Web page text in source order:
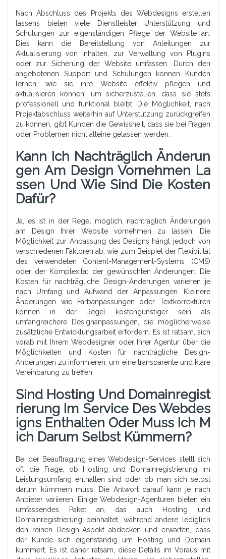
Nach Abschluss des Projekts des Webdesigns erstellen
lassens bieten viele Dienstleister Unterstützung und
Schulungen zur eigenständigen Pflege der Website an.
Dies kann die Bereitstellung von Anleitungen zur
Aktualisierung von Inhalten, zur Verwaltung von Plugins
oder zur Sicherung der Website umfassen. Durch den
angebotenen Support und Schulungen können Kunden
lernen, wie sie ihre Website effektiv pflegen und
aktualisieren können, um sicherzustellen, dass sie stets
professionell und funktional bleibt. Die Möglichkeit, nach
Projektabschluss weiterhin auf Unterstützung zurückgreifen
zu können, gibt Kunden die Gewissheit, dass sie bei Fragen
oder Problemen nicht alleine gelassen werden.
Kann Ich Nachträglich Änderun
Gen Am Design Vornehmen La
Ssen Und Wie Sind Die Kosten
Dafür?
Ja, es ist in der Regel möglich, nachträglich Änderungen
am Design Ihrer Website vornehmen zu lassen. Die
Möglichkeit zur Anpassung des Designs hängt jedoch von
verschiedenen Faktoren ab, wie zum Beispiel der Flexibilität
des verwendeten Content-Management-Systems (CMS)
oder der Komplexität der gewünschten Änderungen. Die
Kosten für nachträgliche Design-Änderungen variieren je
nach Umfang und Aufwand der Anpassungen. Kleinere
Änderungen wie Farbanpassungen oder Textkorrekturen
können in der Regel kostengünstiger sein als
umfangreichere Designanpassungen, die möglicherweise
zusätzliche Entwicklungsarbeit erfordern. Es ist ratsam, sich
vorab mit Ihrem Webdesigner oder Ihrer Agentur über die
Möglichkeiten und Kosten für nachträgliche Design-
Änderungen zu informieren, um eine transparente und klare
Vereinbarung zu treffen.
Sind Hosting Und Domainregist
Rierung Im Service Des Webdes
Igns Enthalten Oder Muss Ich M
Ich Darum Selbst Kümmern?
Bei der Beauftragung eines Webdesign-Services stellt sich
oft die Frage, ob Hosting und Domainregistrierung im
Leistungsumfang enthalten sind oder ob man sich selbst
darum kümmern muss. Die Antwort darauf kann je nach
Anbieter variieren. Einige Webdesign-Agenturen bieten ein
umfassendes Paket an, das auch Hosting und
Domainregistrierung beinhaltet, während andere lediglich
den reinen Design-Aspekt abdecken und erwarten, dass
der Kunde sich eigenständig um Hosting und Domain
kümmert. Es ist daher ratsam, diese Details im Voraus mit